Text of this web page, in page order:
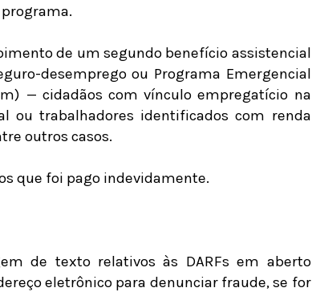
de um segundo benefício assistencial
desemprego ou Programa Emergencial
— cidadãos com vínculo empregatício na
ou trabalhadores identificados com renda
outros casos.
que foi pago indevidamente.
de texto relativos às DARFs em aberto
eletrônico para denunciar fraude, se for